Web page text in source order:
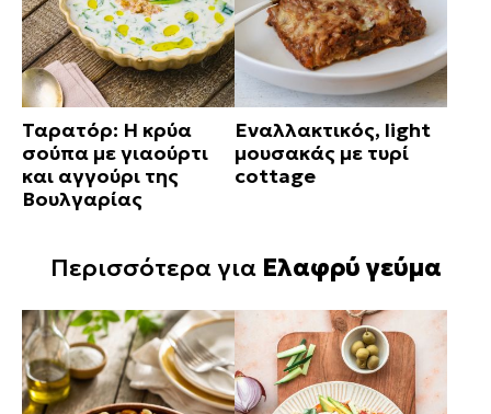
Ταρατόρ: Η κρύα
σούπα με γιαούρτι
και αγγούρι της
Βουλγαρίας
Εναλλακτικός, light
μουσακάς με τυρί
cottage
Περισσότερα για Ελαφρύ γεύμα